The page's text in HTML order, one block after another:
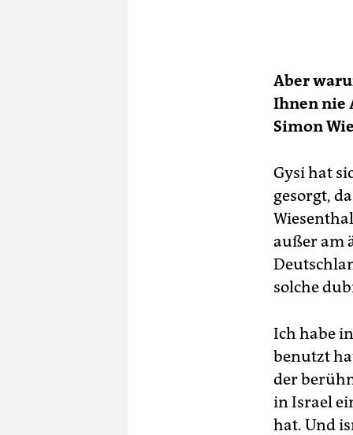
Aber
Ihnen nie
Simon
Gysi hat
gesorgt,
außer am
solche
Ich habe
benutzt
der
in Israel
hat. Und